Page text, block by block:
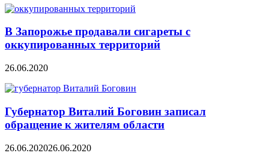
В Запорожье продавали сигареты с
оккупированных территорий
26.06.2020
Губернатор Виталий Боговин записал
обращение к жителям области
26.06.202026.06.2020